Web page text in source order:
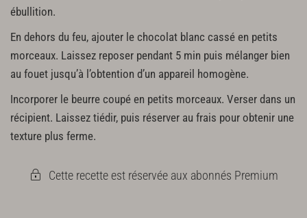
ébullition.
En dehors du feu, ajouter le chocolat blanc cassé en petits
morceaux. Laissez reposer pendant 5 min puis mélanger bien
au fouet jusqu’à l’obtention d’un appareil homogène.
Incorporer le beurre coupé en petits morceaux. Verser dans un
récipient. Laissez tiédir, puis réserver au frais pour obtenir une
texture plus ferme.
Cette recette est réservée aux abonnés Premium